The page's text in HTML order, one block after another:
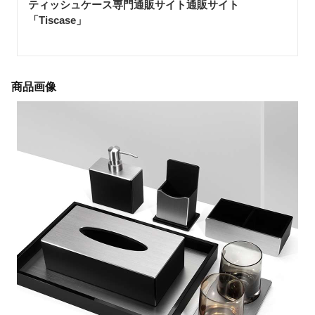
ティッシュケース専門通販サイト通販サイト
「Tiscase 」
商品画像